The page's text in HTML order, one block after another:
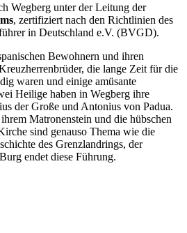
Wegberg unter der Leitung der
, zertifiziert nach den Richtlinien des
in Deutschland e.V. (BVGD).
Bewohnern und ihren
die lange Zeit für die
waren und einige amüsante
Heilige haben in Wegberg ihre
der Große und Antonius von Padua.
Matronenstein und die hübschen
sind genauso Thema wie die
des Grenzlandrings, der
endet diese Führung.